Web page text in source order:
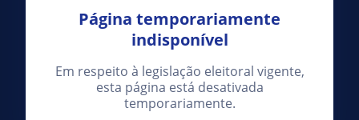
Página temporariamente
indisponível
Em respeito à legislação eleitoral vigente,
esta página está desativada
temporariamente.